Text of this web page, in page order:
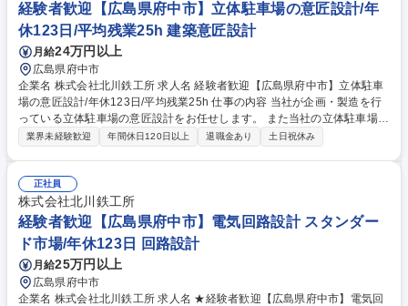
経験者歓迎【広島県府中市】立体駐車場の意匠設計/年
休123日/平均残業25h 建築意匠設計
月給24万円以上
広島県府中市
企業名 株式会社北川鉄工所 求人名 経験者歓迎【広島県府中市】立体駐車
場の意匠設計/年休123日/平均残業25h 仕事の内容 当社が企画・製造を行
っている立体駐車場の意匠設計をお任せします。 また当社の立体駐車場は
顧客のニーズに柔軟に対応していることで信頼を得ており、国内でも高い
は、数億～数十億規模の立体駐車場です。日頃利用する、ショッピングモ
ールなどの施設でも導入されており、ご自身が携わった製品が身近に利用
されるシーンにやりがいを感じることができます！ 募集職種 経験者歓迎
【広島県府中市】立体駐車場の意匠設計/年休123日/平均残業25h
業界未経験歓迎 年間休日120日以上 退職金あり 土日祝休み
正社員
株式会社北川鉄工所
経験者歓迎【広島県府中市】電気回路設計 スタンダー
ド市場/年休123日 回路設計
月給25万円以上
広島県府中市
企業名 株式会社北川鉄工所 求人名 ★経験者歓迎【広島県府中市】電気回